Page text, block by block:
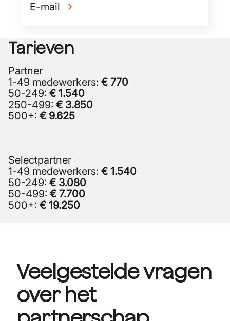
E-mail
Tarieven
Partner
1-49 medewerkers: € 770
50-249: € 1.540
250-499: € 3.850
500+: € 9.625
Selectpartner
1-49 medewerkers: € 1.540
50-249: € 3.080
50-499: € 7.700
500+: € 19.250
Veelgestelde vragen
over het